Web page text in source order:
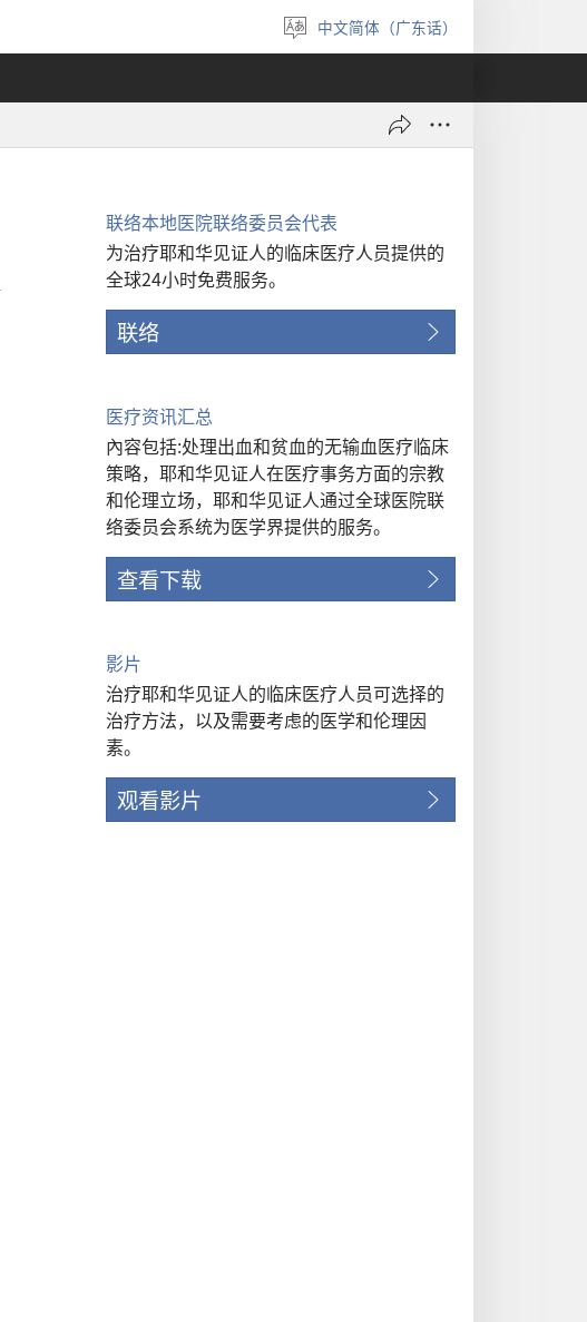
选
择
言
中文简体（广东话）
联络本地医院联络委员会代表
为治疗耶和华见证人的临床医疗人员提供的
全球24小时免费服务。
联络
医疗资讯汇总
內容包括:处理出血和贫血的无输血医疗临床
策略，耶和华见证人在医疗事务方面的宗教
和伦理立场，耶和华见证人通过全球医院联
络委员会系统为医学界提供的服务。
查看下载
影片
治疗耶和华见证人的临床医疗人员可选择的
治疗方法，以及需要考虑的医学和伦理因
素。
观看影片